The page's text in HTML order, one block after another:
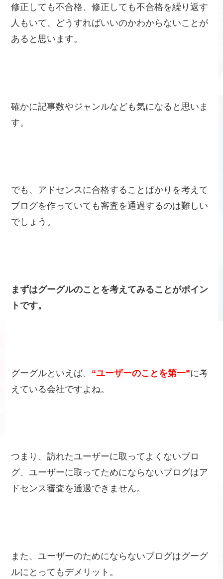
修正しても不合格、修正しても不合格を繰り返す
人もいて、どうすればいいのかわからないことが
あると思います。
確かに記事数やジャンルなども気になると思いま
す。
でも、アドセンスに合格することばかりを考えて
ブログを作っていても審査を通過するのは難しい
でしょう。
まずはグーグルのことを考えてみることがポイン
トです。
グーグルといえば、 “ユーザーのことを第一”に考
えている会社ですよね。
つまり、訪れたユーザーに取ってよくないブロ
グ、ユーザーに取ってためにならないブログはア
ドセンス審査を通過できません。
また、ユーザーのためにならないブログはグーグ
ルにとってもデメリット。